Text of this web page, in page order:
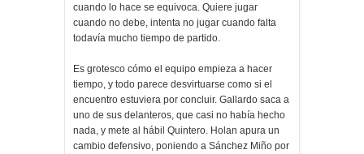
cuando lo hace se equivoca. Quiere jugar
cuando no debe, intenta no jugar cuando falta
todavía mucho tiempo de partido.
Es grotesco cómo el equipo empieza a hacer
tiempo, y todo parece desvirtuarse como si el
encuentro estuviera por concluir. Gallardo saca a
uno de sus delanteros, que casi no había hecho
nada, y mete al hábil Quintero. Holan apura un
cambio defensivo, poniendo a Sánchez Miño por